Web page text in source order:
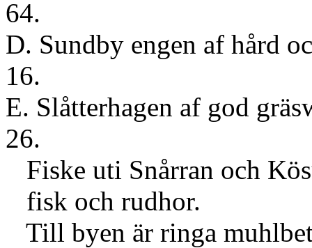
64.
D. Sundby
16.
E.
26.
Fiske uti Snårran och
fisk och rudhor.
Till byen är ringa